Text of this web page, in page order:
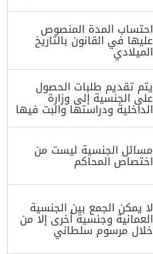
احتساب المدة المنصوص
عليها في القانون بالتاريخ
الميلادي
يتم تقديم طلبات الحصول
على الجنسية إلى وزارة
الداخلية ودراستها والبت فيها
مسائل الجنسية ليست من
اختصاص المحاكم
لا يمكن الجمع بين الجنسية
العمانية وجنسية أخرى إلا من
خلال مرسوم سلطاني